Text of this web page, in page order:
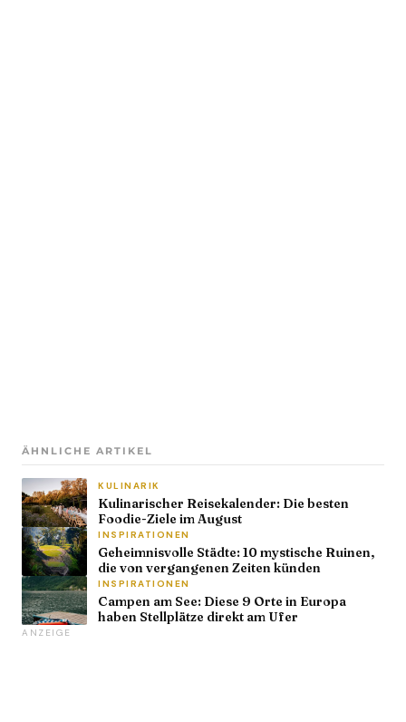
ÄHNLICHE ARTIKEL
KULINARIK
Kulinarischer Reisekalender: Die besten
Foodie-Ziele im August
INSPIRATIONEN
Geheimnisvolle Städte: 10 mystische Ruinen,
die von vergangenen Zeiten künden
INSPIRATIONEN
Campen am See: Diese 9 Orte in Europa
haben Stellplätze direkt am Ufer
ANZEIGE